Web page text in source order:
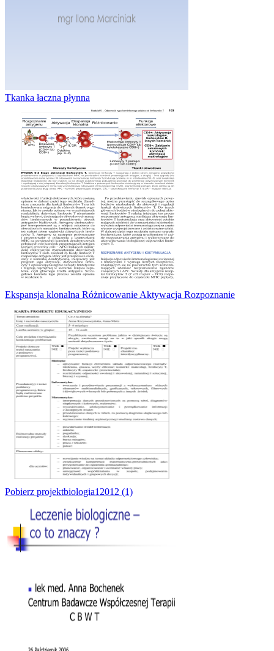
Tkanka łaczna płynna
Ekspansja klonalna Różnicowanie Aktywacja Rozpoznanie
Pobierz projektbiologia12012 (1)